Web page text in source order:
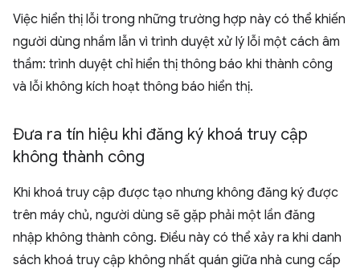
Việc hiển thị lỗi trong những trường hợp này có thể khiến
người dùng nhầm lẫn vì trình duyệt xử lý lỗi một cách âm
thầm: trình duyệt chỉ hiển thị thông báo khi thành công
và lỗi không kích hoạt thông báo hiển thị.
Đưa ra tín hiệu khi đăng ký khoá truy cập
không thành công
Khi khoá truy cập được tạo nhưng không đăng ký được
trên máy chủ, người dùng sẽ gặp phải một lần đăng
nhập không thành công. Điều này có thể xảy ra khi danh
sách khoá truy cập không nhất quán giữa nhà cung cấp